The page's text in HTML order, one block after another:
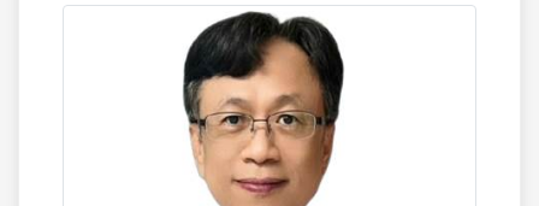
座，也得到2011年中國醫療體系醫品病安
競賽第二名；2012年再參加本校舉辦的
「全國PBL案例競賽」，榮獲佳作殊譽。尤
其於2008年規劃執行本校醫學系之「醫療
體系醫事行政實務(Systems-based Practice,
SBP)課程」，深得醫學生的高度正面評價